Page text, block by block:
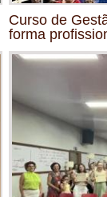
Curso de
forma